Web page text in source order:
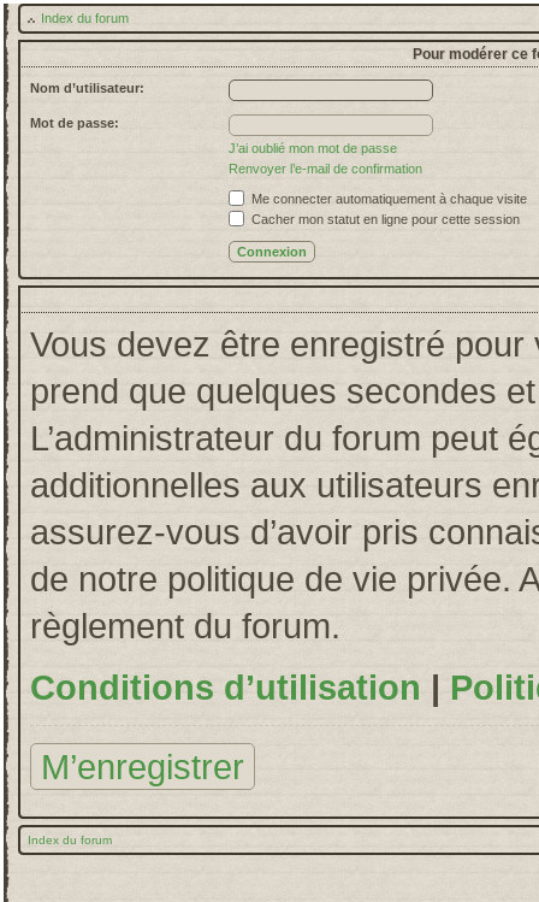
Index du forum
Pour modérer ce
Nom d’utilisateur:
Mot de passe:
J’ai oublié mon mot de passe
Renvoyer l’e-mail de confirmation
Me connecter automatiquement à chaque visite
Cacher mon statut en ligne pour cette session
Vous devez être enregistré pour
prend que quelques secondes
L’administrateur du forum peut
additionnelles aux utilisateurs
assurez-vous d’avoir pris
de notre politique de vie privée.
règlement du forum.
Conditions d’utilisation |
M’enregistrer
Index du forum